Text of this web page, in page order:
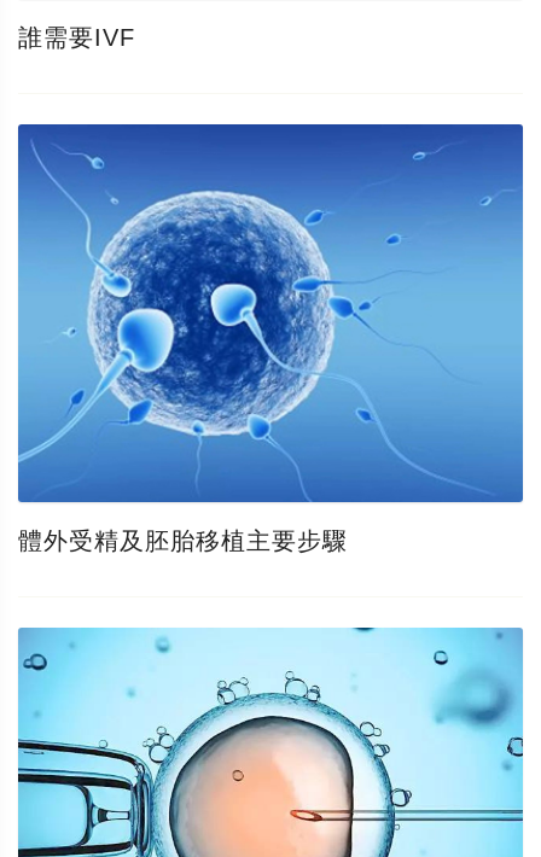
誰需要IVF
體外受精及胚胎移植主要步驟